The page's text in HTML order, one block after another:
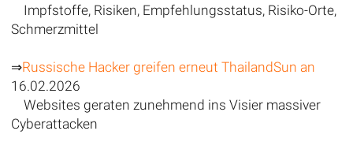
Impfstoffe, Risiken, Empfehlungsstatus, Risiko-Orte,
Schmerzmittel
⇒Russische Hacker greifen erneut ThailandSun an
16.02.2026
Websites geraten zunehmend ins Visier massiver
Cyberattacken